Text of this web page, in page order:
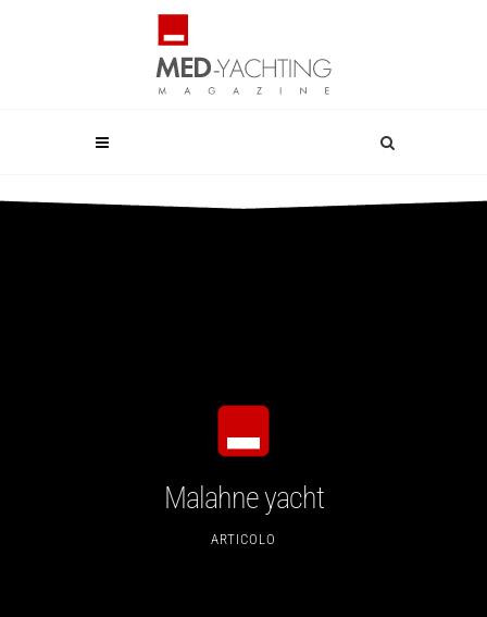
Malahne yacht
ARTICOLO